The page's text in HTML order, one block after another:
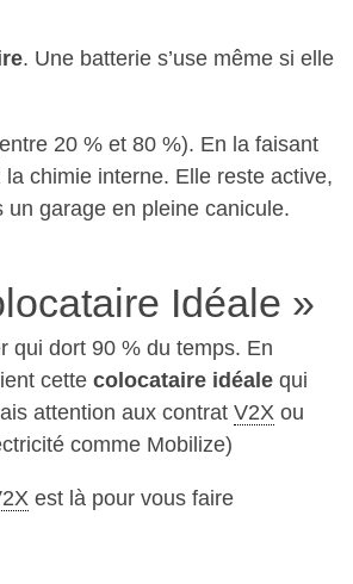
. Une batterie s’use même si elle
20 % et 80 %). En la faisant
chimie interne. Elle reste active,
un garage en pleine canicule.
Idéale »
qui dort 90 % du temps. En
cette colocataire idéale qui
attention aux contrat V2X ou
comme Mobilize)
est là pour vous faire